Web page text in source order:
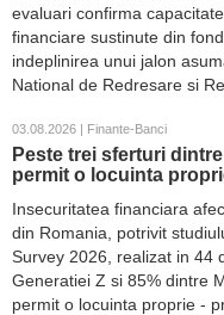
evaluari confirma
financiare sustinute din
indeplinirea unui jalon
National de Redresare si
03.08.2026 | Finante-Banci
Peste trei sferturi
permit o locuinta
Insecuritatea financiara
din Romania, potrivit
Survey 2026, realizat in 44
Generatiei Z si 85% dintre
permit o locuinta proprie -